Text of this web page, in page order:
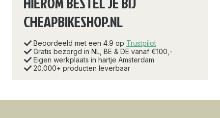
CHEAPBIKESHOP.NL
Beoordeeld met een 4.9 op Trustpilot
Gratis bezorgd in NL, BE & DE vanaf €100,-
Eigen werkplaats in hartje Amsterdam
20.000+ producten leverbaar